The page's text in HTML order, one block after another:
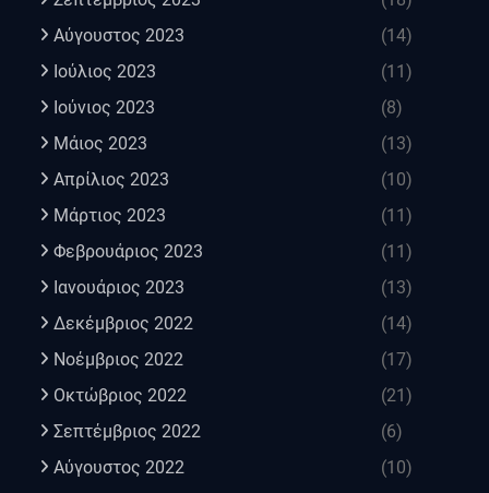
Αύγουστος 2023
(14)
Ιούλιος 2023
(11)
Ιούνιος 2023
(8)
Μάιος 2023
(13)
Απρίλιος 2023
(10)
Μάρτιος 2023
(11)
Φεβρουάριος 2023
(11)
Ιανουάριος 2023
(13)
Δεκέμβριος 2022
(14)
Νοέμβριος 2022
(17)
Οκτώβριος 2022
(21)
Σεπτέμβριος 2022
(6)
Αύγουστος 2022
(10)